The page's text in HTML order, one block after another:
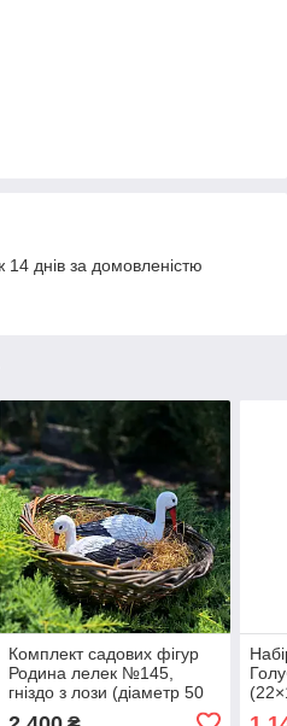
днів за домовленістю
Комплект садових фігур
Родина лелек №145,
гніздо з лози (діаметр 50